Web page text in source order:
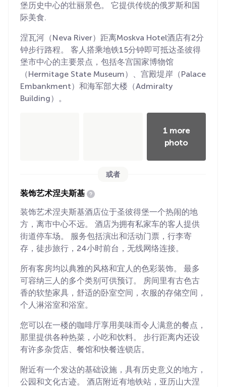
堡历史中心的壮丽景色。 它提供传统的俄罗斯和国
际美食.
涅瓦河（Neva River）距离Moskva Hotel酒店有2分
钟步行路程。 客人搭乘地铁15分钟即可抵达圣彼得
堡市中心的主要景点，包括冬宫国家博物馆
（Hermitage State Museum）、宫殿堤岸（Palace
Embankment）和海军部大楼（Admiralty
Building）。
1 more
photo
或者
装饰艺术涅夫斯基
装饰艺术涅夫斯基酒店位于圣彼得堡一个热闹的地
方，离市中心不远。 酒店为拥有私家车的客人提供
街道停车场。 服务包括演出和活动门票，行李寄
存，徒步旅行，24小时前台，无线网络连接。
所有客房均以典雅的风格和宜人的色彩装饰。 最多
可容纳三人的多个类别可供预订。 房间里有古色古
香的软垫家具，舒适的卧室空间，衣服的存储空间，
个人淋浴室和浴室。
您可以在一楼的咖啡厅享用美味而令人满意的餐点，
那里提供各种热菜，小吃和饮料。 步行距离内还设
有许多杂货店、餐馆和快餐连锁店。
附近有一个发达的基础设施，具有历史意义的地方，
公园和文化古迹。 酒店附近有地铁站，亚历山大涅